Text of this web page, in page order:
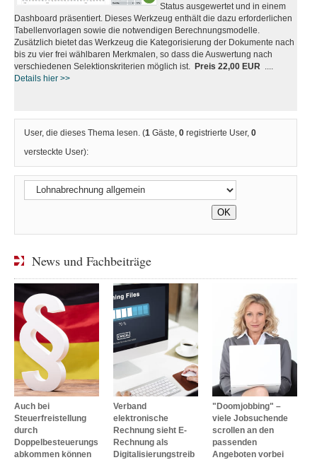
Status ausgewertet und in einem
Dashboard präsentiert. Dieses Werkzeug enthält die dazu erforderlichen
Tabellenvorlagen sowie die notwendigen Berechnungsmodelle.
Zusätzlich bietet das Werkzeug die Kategorisierung der Dokumente nach
bis zu vier frei wählbaren Merkmalen, so dass die Auswertung nach
verschiedenen Selektionskriterien möglich ist. Preis 22,00 EUR
Details hier >>
User, die dieses Thema lesen. (1 Gäste,0 registrierte User,0
versteckte User):
News und Fachbeiträge
Auch bei
Steuerfreistellung
durch
Doppelbesteuerungs
abkommen können
Verband
elektronische
Rechnung sieht E-
Rechnung als
Digitalisierungstreib
"Doomjobbing" –
viele Jobsuchende
scrollen an den
passenden
Angeboten vorbei